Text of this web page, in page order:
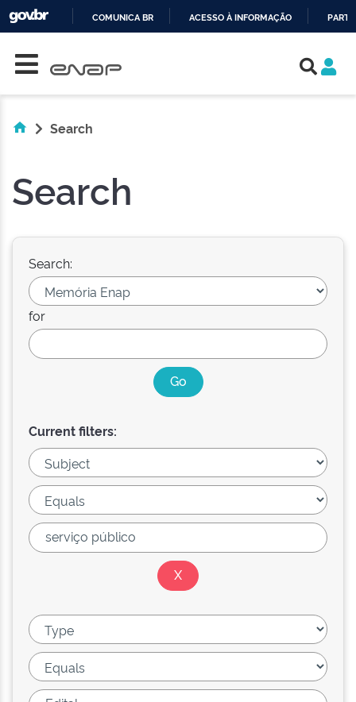
COMUNICA BR ACESSO À INFORMAÇÃO
Search
Search
Search:
for
Current filters: